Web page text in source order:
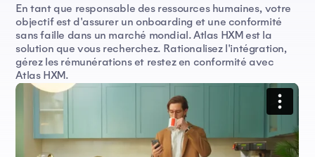
En tant que responsable des ressources humaines, votre
objectif est d'assurer un onboarding et une conformité
sans faille dans un marché mondial. Atlas HXM est la
solution que vous recherchez. Rationalisez l'intégration,
gérez les rémunérations et restez en conformité avec
Atlas HXM.